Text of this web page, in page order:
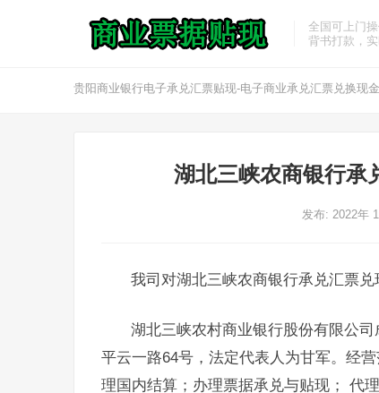
全国可上门
背书打款，
贵阳商业银行电子承兑汇票贴现-电子商业承兑汇票兑换现金
湖北三峡农商银行承
发布: 2022年
我司对湖北三峡农商银行承兑汇票
湖北三峡农村商业银行股份有限公
平云一路64号，法定代表人为甘军。经
理国内结算；办理票据承兑与贴现； 代